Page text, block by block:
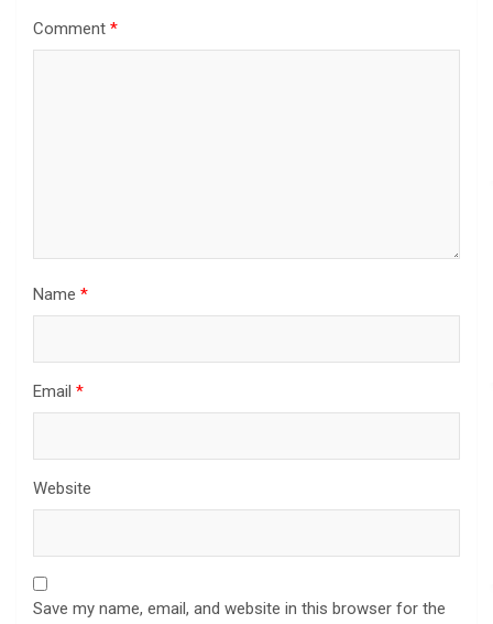
Comment *
Name *
Email *
Website
Save my name, email, and website in this browser for the